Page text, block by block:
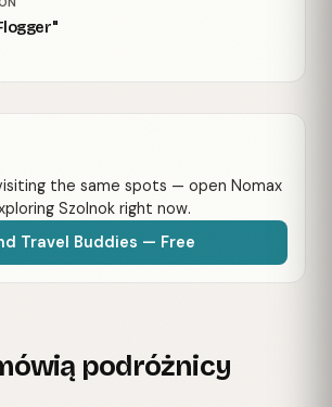
the same spots — open Nomax
Szolnok right now.
Travel Buddies — Free
podróżnicy